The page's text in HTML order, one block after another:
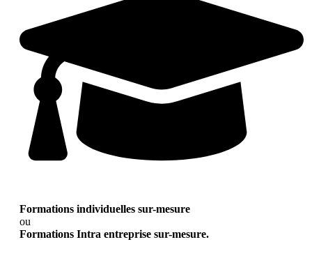
Formations individuelles sur-mesure
ou
Formations Intra entreprise sur-mesure.